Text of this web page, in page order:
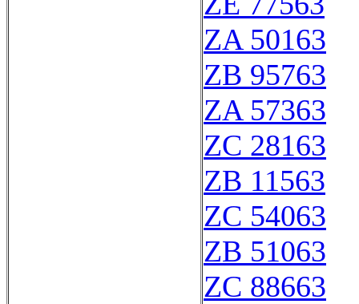
ZA 50163
ZB 95763
ZA 57363
ZC 28163
ZB 11563
ZC 54063
ZB 51063
ZC 88663